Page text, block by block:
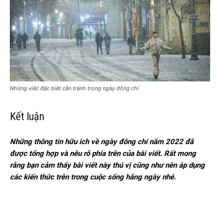
Những việc đặc biệt cần tránh trong ngày đông chí
Kết luận
Những thông tin hữu ích về ngày đông chí năm 2022 đã
được tổng hợp và nêu rõ phía trên của bài viết. Rất mong
rằng bạn cảm thấy bài viết này thú vị cũng như nên áp dụng
các kiến thức trên trong cuộc sống hằng ngày nhé.